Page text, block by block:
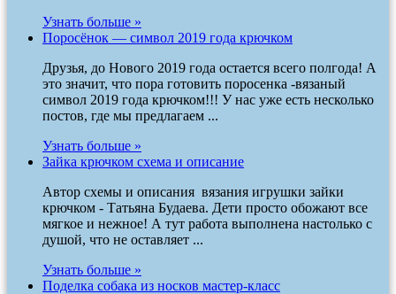
Узнать больше »
Поросёнок — символ 2019 года крючком
Друзья, до Нового 2019 года остается всего полгода! А
это значит, что пора готовить поросенка -вязаный
символ 2019 года крючком!!! У нас уже есть несколько
постов, где мы предлагаем ...
Узнать больше »
Зайка крючком схема и описание
Автор схемы и описания вязания игрушки зайки
крючком - Татьяна Будаева. Дети просто обожают все
мягкое и нежное! А тут работа выполнена настолько с
душой, что не оставляет ...
Узнать больше »
Поделка собака из носков мастер-класс